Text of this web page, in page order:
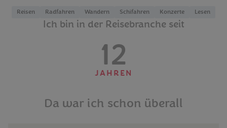
Reisen Radfahren Wandern Schifahren Konzerte Lesen
Ich bin in der Reisebranche seit
12
JAHREN
Da war ich schon überall